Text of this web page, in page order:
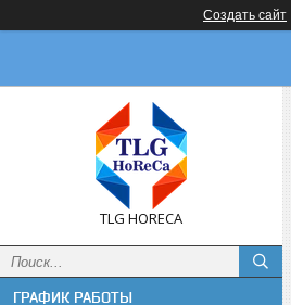
Создать сайт
TLG HORECA
ГРАФИК РАБОТЫ